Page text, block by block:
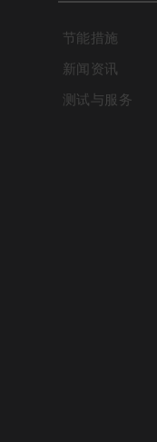
节能措施
新闻资讯
测试与服务